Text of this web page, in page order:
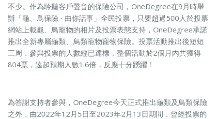
龜鳥保險
不少。作為聆聽客戶聲音的保險公司，OneDegree在9月時舉
辦「龜、鳥保險 ‧ 由你話事」全民投票，只要超過500人於投票
網站上載龜、鳥寵物的相片及投票表態支持，OneDegree承諾
推出全新專屬龜類、鳥類寵物寵物保險。投票活動推出後短短
三周，參與投票的人數經已達標，整個活動於2個月內共獲得
804票，遠超預期人數1.6倍，反應十分踴躍！
為答謝支持者參與，OneDegree今天正式推出龜類及鳥類保險
之外，由2022年12月5日至2023年2月13日期間，曾經投票的